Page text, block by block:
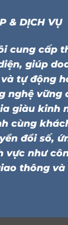
& DỊCH VỤ
cung cấp
giúp
tự động
nghệ vững
giàu kinh
cùng
đổi số,
vực như
thông